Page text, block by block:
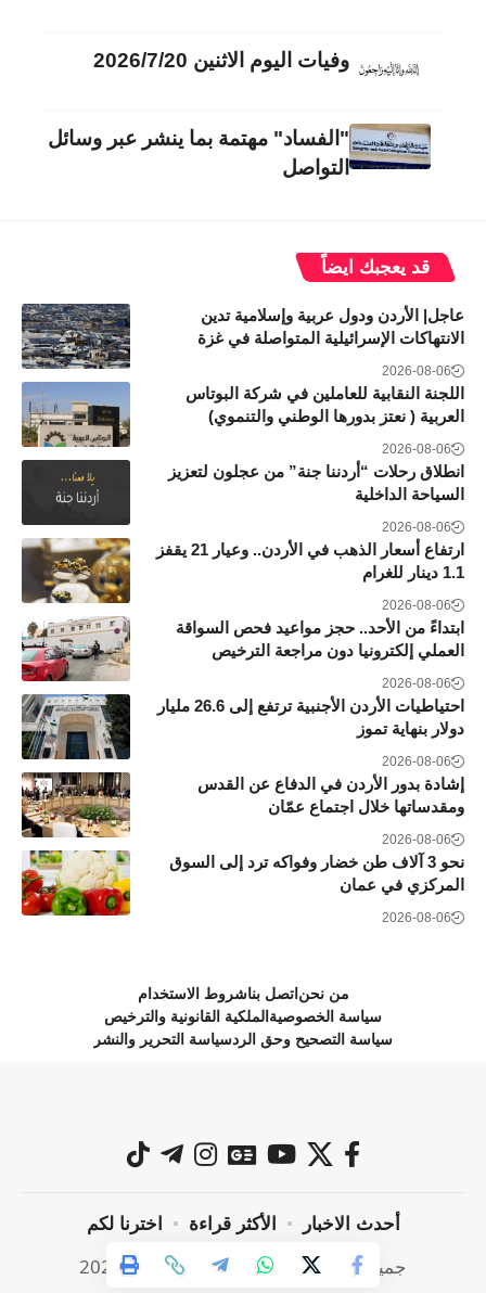
وفيات اليوم الاثنين 2026/7/20
"الفساد" مهتمة بما ينشر عبر وسائل
التواصل
قد يعجبك ايضاً
عاجل| الأردن ودول عربية وإسلامية تدين
الانتهاكات الإسرائيلية المتواصلة في غزة
2026-08-06
اللجنة النقابية للعاملين في شركة البوتاس
العربية ( نعتز بدورها الوطني والتنموي)
2026-08-06
انطلاق رحلات “أردننا جنة” من عجلون لتعزيز
السياحة الداخلية
2026-08-06
ارتفاع أسعار الذهب في الأردن.. وعيار 21 يقفز
1.1 دينار للغرام
2026-08-06
ابتداءً من الأحد.. حجز مواعيد فحص السواقة
العملي إلكترونيا دون مراجعة الترخيص
2026-08-06
احتياطيات الأردن الأجنبية ترتفع إلى 26.6 مليار
دولار بنهاية تموز
2026-08-06
إشادة بدور الأردن في الدفاع عن القدس
ومقدساتها خلال اجتماع عمّان
2026-08-06
نحو 3 آلاف طن خضار وفواكه ترد إلى السوق
المركزي في عمان
2026-08-06
من نحن اتصل بناشروط الاستخدام
سياسة الخصوصية الملكية القانونية والترخيص
سياسة التصحيح وحق الردسياسة التحرير والنشر
جميع الحقوق محفوظة @ صراحة نيوز 2024
أحدث الاخبار الأكثر قراءة اخترنا لكم